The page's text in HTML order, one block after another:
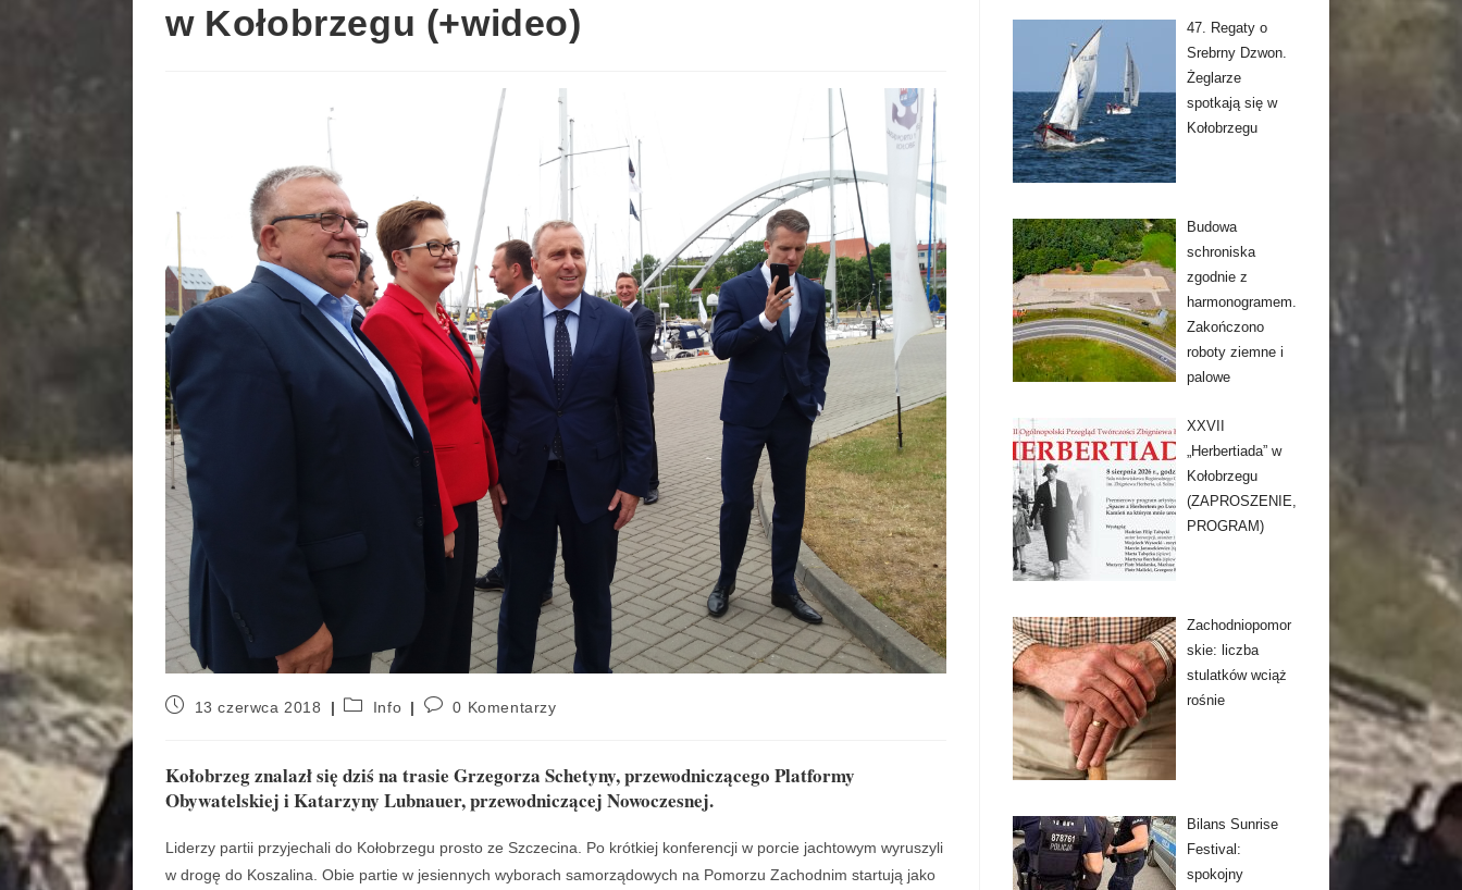
w Kołobrzegu (+wideo)
13 czerwca 2018 Info 0 Komentarzy
Kołobrzeg znalazł się dziś na trasie Grzegorza Schetyny, przewodniczącego Platformy
Obywatelskiej i Katarzyny Lubnauer, przewodniczącej Nowoczesnej.
Liderzy partii przyjechali do Kołobrzegu prosto ze Szczecina. Po krótkiej konferencji w porcie jachtowym wyruszyli
w drogę do Koszalina. Obie partie w jesiennych wyborach samorządowych na Pomorzu Zachodnim startują jako
47. Regaty o
Srebrny Dzwon.
Żeglarze
spotkają się w
Kołobrzegu
Budowa
schroniska
zgodnie z
harmonogramem.
Zakończono
roboty ziemne i
palowe
XXVII
„Herbertiada” w
Kołobrzegu
(ZAPROSZENIE,
PROGRAM)
Zachodniopomor
skie: liczba
stulatków wciąż
rośnie
Bilans Sunrise
Festival:
spokojny